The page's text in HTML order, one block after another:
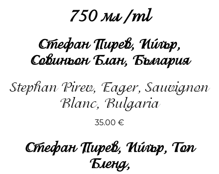
750 мл /ml
Стефан Пирев, Ийгър,
Совиньон Блан, България
Stephan Pirev, Eager, Sauvignon
Blanc, Bulgaria
35.00 €
Стефан Пирев, Ийгър, Топ
Бленд,